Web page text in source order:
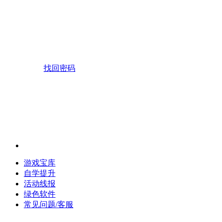
找回密码
游戏宝库
自学提升
活动线报
绿色软件
常见问题/客服